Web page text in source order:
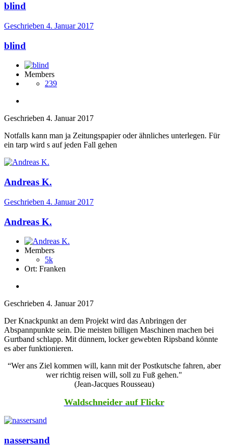
blind
Geschrieben 4. Januar 2017
blind
Members
239
Geschrieben 4. Januar 2017
Notfalls kann man ja Zeitungspapier oder ähnliches unterlegen. Für
ein tarp wird s auf jeden Fall gehen
Andreas K.
Geschrieben 4. Januar 2017
Andreas K.
Members
5k
Ort: Franken
Geschrieben 4. Januar 2017
Der Knackpunkt an dem Projekt wird das Anbringen der
Abspannpunkte sein. Die meisten billigen Maschinen machen bei
Gurtband schlapp. Mit dünnem, locker gewebten Ripsband könnte
es aber funktionieren.
“Wer ans Ziel kommen will, kann mit der Postkutsche fahren, aber
wer richtig reisen will, soll zu Fuß gehen."
(Jean-Jacques Rousseau)
Waldschneider auf Flickr
nassersand